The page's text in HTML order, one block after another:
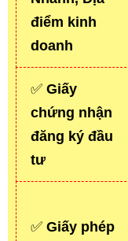
điểm kinh
doanh
✅ Giấy
chứng nhận
đăng ký đầu
tư
✅ Giấy phép